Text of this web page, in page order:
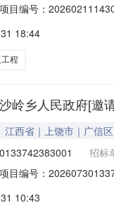
目编号：
运费（元）
18:44
程
岭乡人民政府[
江西省｜上饶市｜广信区
招标
目编号：
产品仓储用房、中洲
10:43